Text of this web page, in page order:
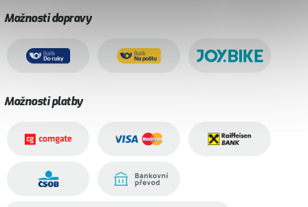
Možnosti dopravy
Možnosti platby